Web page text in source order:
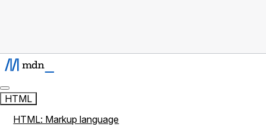
HTML
HTML: Markup language